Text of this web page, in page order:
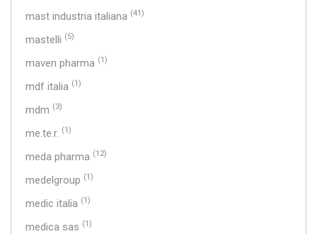
mast industria italiana (41)
mastelli (5)
maven pharma (1)
mdf italia (1)
mdm (3)
me.te.r. (1)
meda pharma (12)
medelgroup (1)
medic italia (1)
medica sas (1)